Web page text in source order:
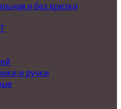
и без врезки
и ручки